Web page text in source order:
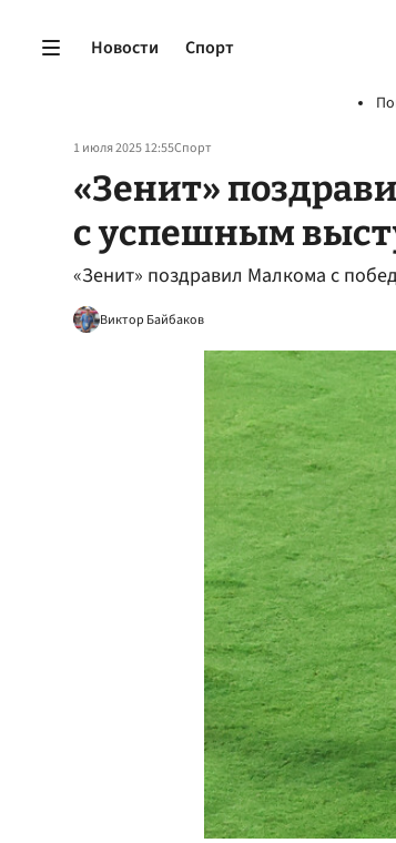
Новости Спорт
1 июля 2025 12:55Спорт
«Зенит»
с успешным
«Зенит» поздравил Малкома с
Виктор Байбаков